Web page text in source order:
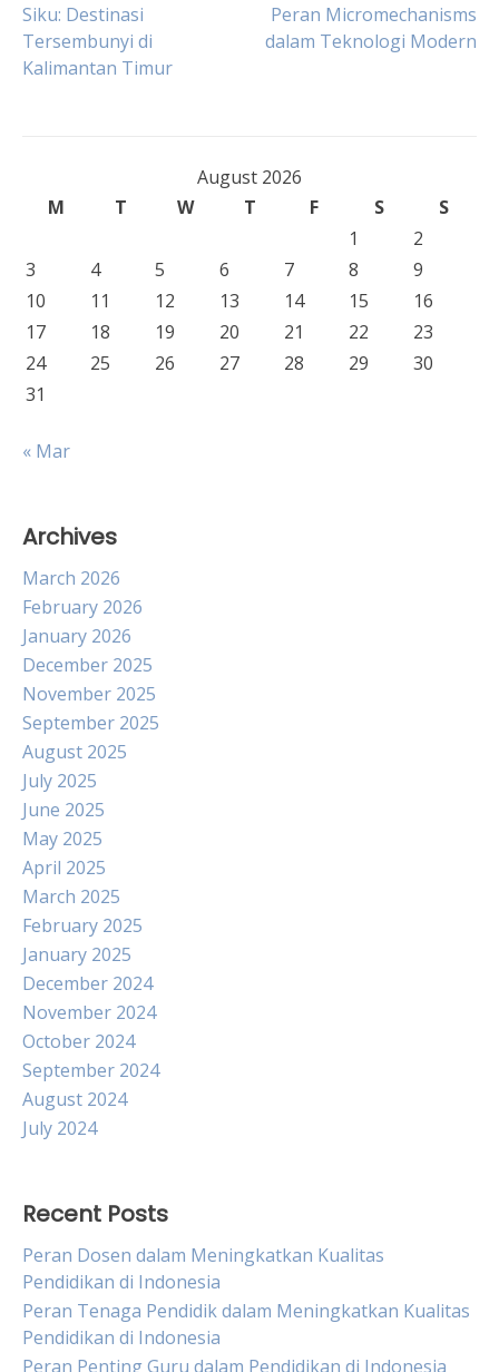
Post
navigation
Siku: Destinasi
Tersembunyi di
Kalimantan Timur
Peran Micromechanisms
dalam Teknologi Modern
August 2026
M
T W T F S
S
1
2
3
4 5 6 7 8
9
10
11 12 13 14 15
16
17
18 19 20 21 22
23
24
25 26 27 28 29
30
31
« Mar
Archives
March 2026
February 2026
January 2026
December 2025
November 2025
September 2025
August 2025
July 2025
June 2025
May 2025
April 2025
March 2025
February 2025
January 2025
December 2024
November 2024
October 2024
September 2024
August 2024
July 2024
Recent Posts
Peran Dosen dalam Meningkatkan Kualitas
Pendidikan di Indonesia
Peran Tenaga Pendidik dalam Meningkatkan Kualitas
Pendidikan di Indonesia
Peran Penting Guru dalam Pendidikan di Indonesia